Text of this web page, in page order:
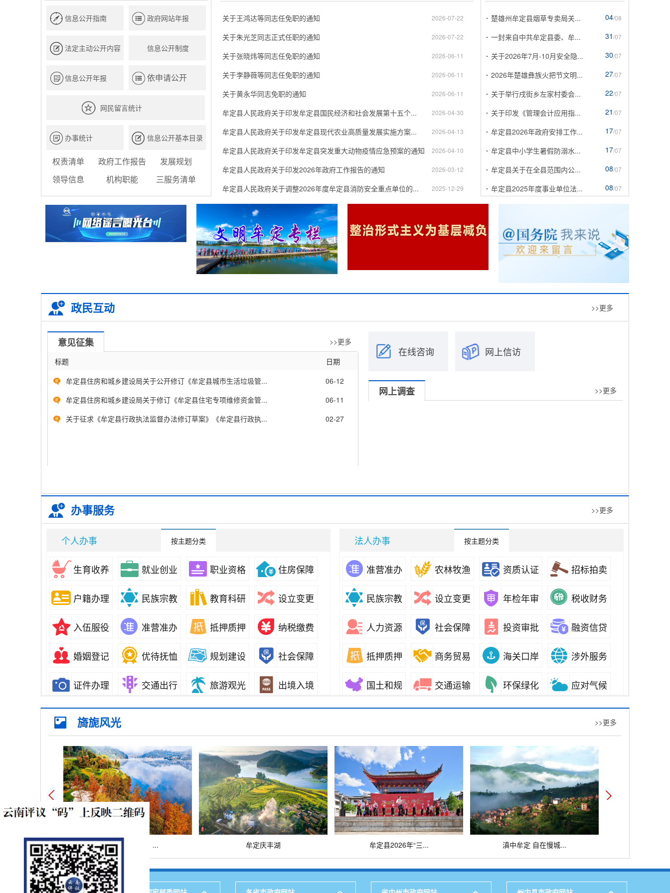
信息公开指南 政府网站年报
法定主动公开内容 信息公开制度
信息公开年报 依申请公开
网民留言统计
办事统计 信息公开基本目录
权责清单 政府工作报告
发展规划
领导信息
机构职能 三服务清单
2026-07-22
关于王鸿达等同志任免职的通知
2026-07-22
关于朱光芝同志正式任职的通知
2026-06-11
关于张晓炜等同志任免职的通知
2026-06-11
关于李静薇等同志任免职的通知
2026-06-11
关于黄永华同志免职的通知
2026-04-30
牟定县人民政府关于印发牟定县国民经济和社会发展第十五个...
2026-04-13
牟定县人民政府关于印发牟定县现代农业高质量发展实施方案...
2026-04-10
牟定县人民政府关于印发牟定县突发重大动物疫情应急预案的通知
2026-03-12
牟定县人民政府关于印发2026年政府工作报告的通知
2025-12-29
牟定县人民政府关于调整2026年度牟定县消防安全重点单位的...
04/08
楚雄州牟定县烟草专卖局关...
31/07
一封来自中共牟定县委、牟...
30/07
关于2026年7月-10月安全隐...
27/07
2026年楚雄彝族火把节文明...
22/07
关于举行戌街乡左家村委会...
21/07
关于印发《管理会计应用指...
17/07
牟定县2026年政府安排工作...
17/07
牟定县中小学生暑假防溺水...
08/07
牟定县关于在全县范围内公...
08/07
牟定县2025年度事业单位法...
政民互动 >>更多
意见征集
>>更多
标题
日期
06-12
牟定县住房和城乡建设局关于公开修订《牟定县城市生活垃圾管...
06-11
牟定县住房和城乡建设局关于修订《牟定县住宅专项维修资金管...
02-27
关于征求《牟定县行政执法监督办法修订草案》《牟定县行政执...
在线咨询 网上信访
网上调查 >>更多
办事服务 >>更多
个人办事 按主题分类
生育收养 就业创业 职业资格 住房保障
户籍办理 民族宗教 教育科研 设立变更
入伍服役 准营准办 抵押质押 纳税缴费
婚姻登记 优待抚恤 规划建设 社会保障
证件办理 交通出行 旅游观光 出境入境
消费维权
离职退休 死亡殡葬 其他
法人办事 按主题分类
准营准办 农林牧渔 资质认证 招标拍卖
民族宗教 设立变更 年检年审 税收财务
人力资源 社会保障 投资审批 融资信贷
抵押质押 商务贸易 海关口岸 涉外服务
国土和规 交通运输 环保绿化 应对气候
公安消防 司法公证 公用事业 法人注销
档案文物 其他
旖旎风光 >>更多
云南牟定庆丰湖：... 牟定庆丰湖 牟定县2026年“三... 滇中牟定 自在慢城...